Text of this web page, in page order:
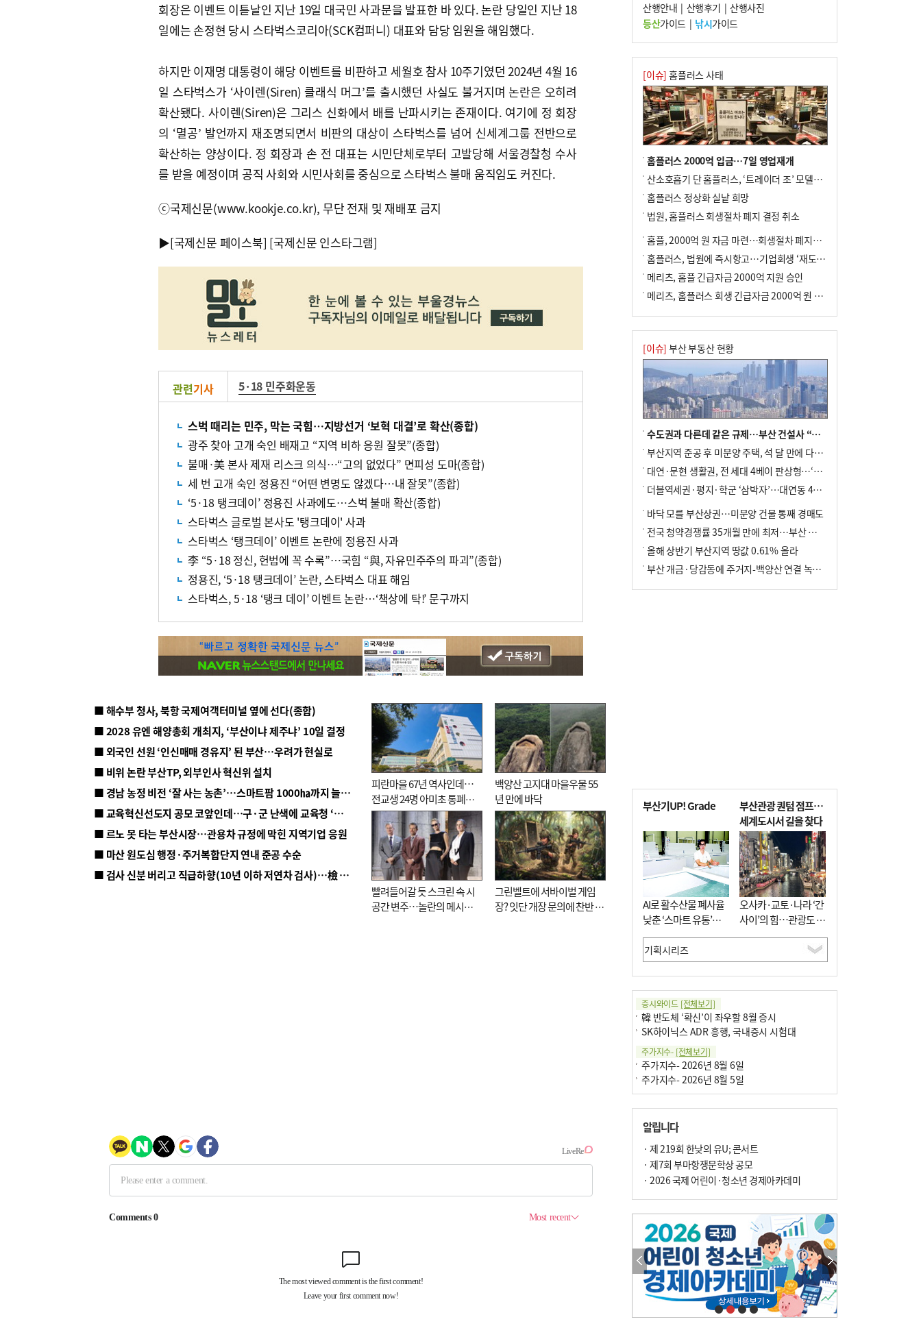
회장은 이벤트 이튿날인 지난 19일 대국민 사과문을 발표한 바 있다. 논란 당일인 지난 18
일에는 손정현 당시 스타벅스코리아(SCK컴퍼니) 대표와 담당 임원을 해임했다.
하지만 이재명 대통령이 해당 이벤트를 비판하고 세월호 참사 10주기였던 2024년 4월 16
일 스타벅스가 ‘사이렌(Siren) 클래식 머그’를 출시했던 사실도 불거지며 논란은 오히려
확산됐다. 사이렌(Siren)은 그리스 신화에서 배를 난파시키는 존재이다. 여기에 정 회장
의 ‘멸공’ 발언까지 재조명되면서 비판의 대상이 스타벅스를 넘어 신세계그룹 전반으로
확산하는 양상이다. 정 회장과 손 전 대표는 시민단체로부터 고발당해 서울경찰청 수사
를 받을 예정이며 공직 사회와 시민사회를 중심으로 스타벅스 불매 움직임도 커진다.
ⓒ국제신문(www.kookje.co.kr), 무단 전재 및 재배포 금지
▶[국제신문 페이스북] [국제신문 인스타그램]
관련기사 5·18 민주화운동
스벅 때리는 민주, 막는 국힘…지방선거 ‘보혁 대결’로 확산(종합)
광주 찾아 고개 숙인 배재고 “지역 비하 응원 잘못”(종합)
불매·美 본사 제재 리스크 의식…“고의 없었다” 면피성 도마(종합)
세 번 고개 숙인 정용진 “어떤 변명도 않겠다…내 잘못”(종합)
‘5·18 탱크데이’ 정용진 사과에도…스벅 불매 확산(종합)
스타벅스 글로벌 본사도 '탱크데이' 사과
스타벅스 ‘탱크데이’ 이벤트 논란에 정용진 사과
李 “5·18 정신, 헌법에 꼭 수록”…국힘 “與, 자유민주주의 파괴”(종합)
정용진, ‘5·18 탱크데이’ 논란, 스타벅스 대표 해임
스타벅스, 5·18 ‘탱크 데이’ 이벤트 논란…‘책상에 탁!’ 문구까지
■ 해수부 청사, 북항 국제여객터미널 옆에 선다(종합)
■ 2028 유엔 해양총회 개최지, ‘부산이냐 제주냐’ 10일 결정
■ 외국인 선원 ‘인신매매 경유지’ 된 부산…우려가 현실로
■ 비위 논란 부산TP, 외부인사 혁신위 설치
■ 경남 농정 비전 ‘잘 사는 농촌’…스마트팜 1000㏊까지 늘린다
■ 교육혁신선도지 공모 코앞인데…구·군 난색에 교육청 ‘쩔쩔’
■ 르노 못 타는 부산시장…관용차 규정에 막힌 지역기업 응원
■ 마산 원도심 행정·주거복합단지 연내 준공 수순
■ 검사 신분 버리고 직급하향(10년 이하 저연차 검사)…檢 중수청행 기피
피란마을 67년 역사인데…
전교생 24명 아미초 통폐합
기로
백양산 고지대 마을우물 55
년 만에 바닥
빨려들어갈 듯 스크린 속 시
공간 변주…놀란의 메시지
그린벨트에 서바이벌 게임
장? 잇단 개장 문의에 찬반 논
9
부산 철강공장 50대 노동자 추락사
10 국힘 부산시당, ‘정이한 조력’ 시의원 윤리
위에…‘한동훈 지지’도 신고접수
산행안내 | 산행후기 | 산행사진
등산가이드| 낚시가이드
[이슈] 홈플러스 사태
홈플러스 2000억 입금…7일 영업재개
산소호흡기 단 홈플러스, ‘트레이더 조’ 모델로 살아날까
홈플러스 정상화 실낱 희망
법원, 홈플러스 회생절차 폐지 결정 취소
홈플, 2000억 원 자금 마련…회생절차 폐지에 즉시항고(종합)
홈플러스, 법원에 즉시항고…기업회생 ‘재도전’
메리츠, 홈플 긴급자금 2000억 지원 승인
메리츠, 홈플러스 회생 긴급자금 2000억 원 지원 승인
[이슈] 부산 부동산 현황
수도권과 다른데 같은 규제…부산 건설사 “쓰러지기 직전”
부산지역 준공 후 미분양 주택, 석 달 만에 다시 3000가구 넘어서
대연·문현 생활권, 전 세대 4베이 판상형…‘더샵 트리센트’ 내달 분양
더블역세권·평지·학군 ‘삼박자’…대연동 42층 브랜드 단지
바닥 모를 부산상권…미분양 건물 통째 경매도
전국 청약경쟁률 35개월 만에 최저…부산 미분양 ‘적체’ 심화
올해 상반기 부산지역 땅값 0.61% 올라
부산 개금·당감동에 주거지-백양산 연결 녹지 조성
부산기UP! Grade
AI로 활수산물 폐사율
낮춘 ‘스마트 유통’…
사막·산악지대 수출
도전
부산관광 퀀텀 점프…
세계도시서 길을 찾다
오사카·교토·나라 ‘간
사이’의 힘…관광도 뭉
쳐야 흥한다
증시와이드 [전체보기]
韓 반도체 ‘확신’이 좌우할 8월 증시
SK하이닉스 ADR 흥행, 국내증시 시험대
주가지수- [전체보기]
주가지수- 2026년 8월 6일
주가지수- 2026년 8월 5일
알립니다
· 제 219회 한낮의 유U; 콘서트
· 제7회 부마항쟁문학상 공모
· 2026 국제 어린이·청소년 경제아카데미